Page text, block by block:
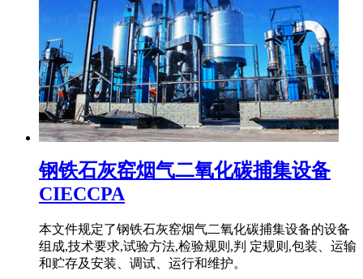
钢铁石灰窑烟气二氧化碳捕集设备
CIECCPA
本文件规定了钢铁石灰窑烟气二氧化碳捕集设备的设备
组成,技术要求,试验方法,检验规则,判 定规则,包装、运输
和贮存及安装、调试、运行和维护。